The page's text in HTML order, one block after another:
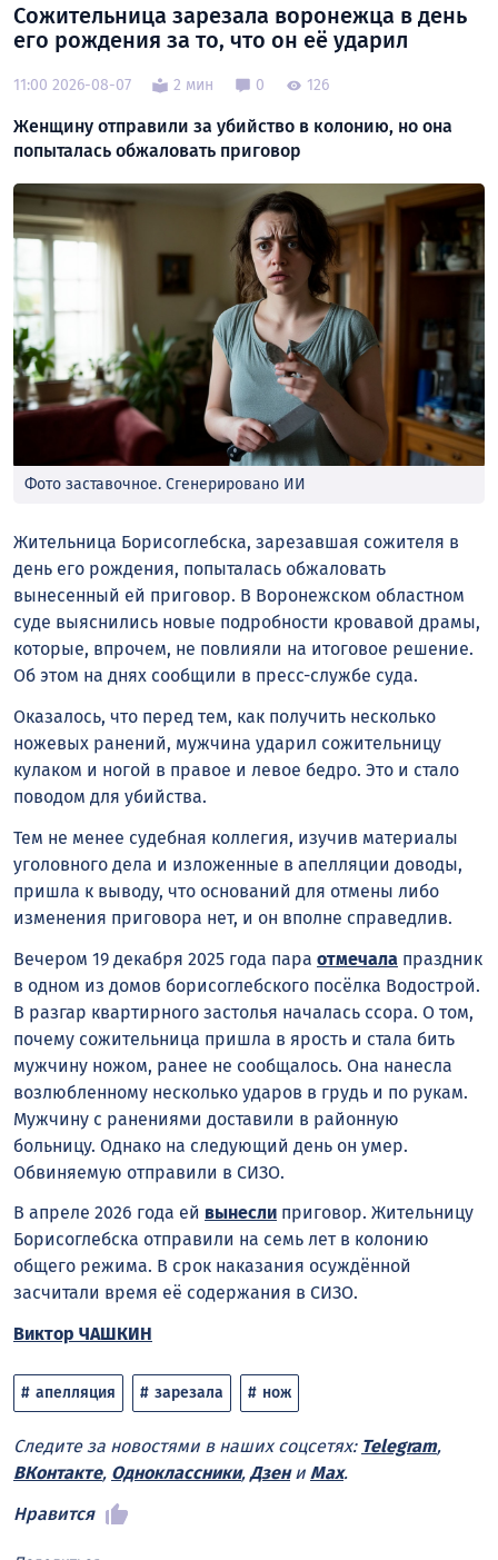
Сожительница зарезала воронежца в день
его рождения за то, что он её ударил
11:00 2026-08-07 2 мин 0 126
Женщину отправили за убийство в колонию, но она
попыталась обжаловать приговор
Фото заставочное. Сгенерировано ИИ
Жительница Борисоглебска, зарезавшая сожителя в
день его рождения, попыталась обжаловать
вынесенный ей приговор. В Воронежском областном
суде выяснились новые подробности кровавой драмы,
которые, впрочем, не повлияли на итоговое решение.
Об этом на днях сообщили в пресс-службе суда.
Оказалось, что перед тем, как получить несколько
ножевых ранений, мужчина ударил сожительницу
кулаком и ногой в правое и левое бедро. Это и стало
поводом для убийства.
Тем не менее судебная коллегия, изучив материалы
уголовного дела и изложенные в апелляции доводы,
пришла к выводу, что оснований для отмены либо
изменения приговора нет, и он вполне справедлив.
Вечером 19 декабря 2025 года пара отмечала праздник
в одном из домов борисоглебского посёлка Водострой.
В разгар квартирного застолья началась ссора. О том,
почему сожительница пришла в ярость и стала бить
мужчину ножом, ранее не сообщалось. Она нанесла
возлюбленному несколько ударов в грудь и по рукам.
Мужчину с ранениями доставили в районную
больницу. Однако на следующий день он умер.
Обвиняемую отправили в СИЗО.
В апреле 2026 года ей вынесли приговор. Жительницу
Борисоглебска отправили на семь лет в колонию
общего режима. В срок наказания осуждённой
засчитали время её содержания в СИЗО.
Виктор ЧАШКИН
апелляция зарезала нож
Следите за новостями в наших соцсетях: Telegram,
ВКонтакте, Одноклассники, Дзени Max.
Нравится